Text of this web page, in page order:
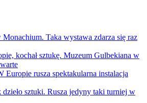
Taka wystawa zdarza się raz
kochał sztukę. Muzeum Gulbekiana w
Europie rusza spektakularna instalacja
sztuki. Rusza jedyny taki turniej w